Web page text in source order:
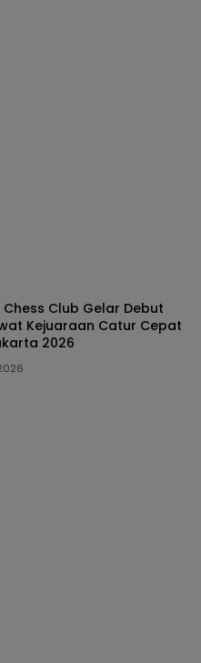
Chess Club Gelar Debut
Kejuaraan Catur Cepat
2026